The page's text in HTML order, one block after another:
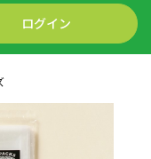
ログイン